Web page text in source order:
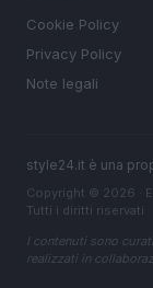
Cookie Policy
Privacy Policy
Note legali
style24.it è una
Copyright © 2026 ·
Tutti i diritti riservati
I contenuti sono
realizzati in